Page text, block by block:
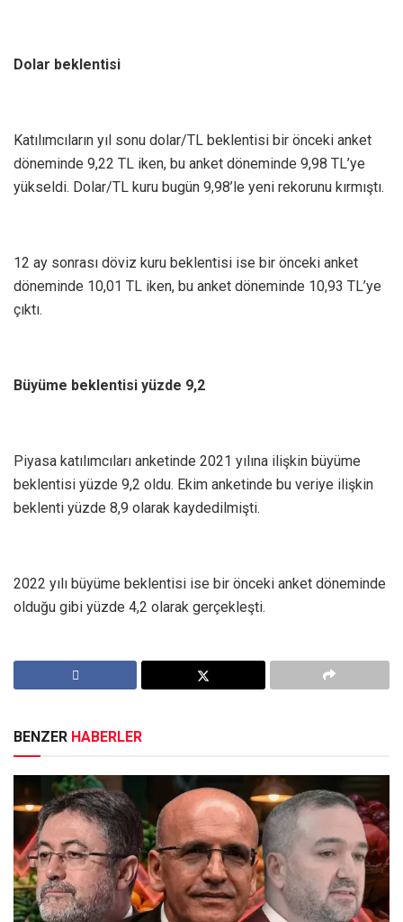
Dolar beklentisi
Katılımcıların yıl sonu dolar/TL beklentisi bir önceki anket
döneminde 9,22 TL iken, bu anket döneminde 9,98 TL’ye
yükseldi. Dolar/TL kuru bugün 9,98’le yeni rekorunu kırmıştı.
12 ay sonrası döviz kuru beklentisi ise bir önceki anket
döneminde 10,01 TL iken, bu anket döneminde 10,93 TL’ye
çıktı.
Büyüme beklentisi yüzde 9,2
Piyasa katılımcıları anketinde 2021 yılına ilişkin büyüme
beklentisi yüzde 9,2 oldu. Ekim anketinde bu veriye ilişkin
beklenti yüzde 8,9 olarak kaydedilmişti.
2022 yılı büyüme beklentisi ise bir önceki anket döneminde
olduğu gibi yüzde 4,2 olarak gerçekleşti.
BENZER HABERLER